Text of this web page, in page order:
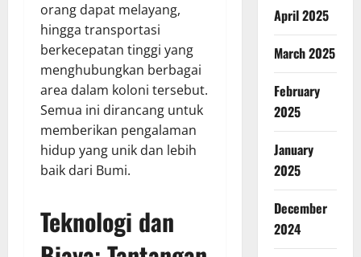
orang dapat melayang,
hingga transportasi
berkecepatan tinggi yang
menghubungkan berbagai
area dalam koloni tersebut.
Semua ini dirancang untuk
memberikan pengalaman
hidup yang unik dan lebih
baik dari Bumi.
Teknologi dan
April 2025
March 2025
February
2025
January
2025
December
2024